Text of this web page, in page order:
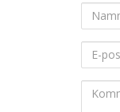
Namn
post